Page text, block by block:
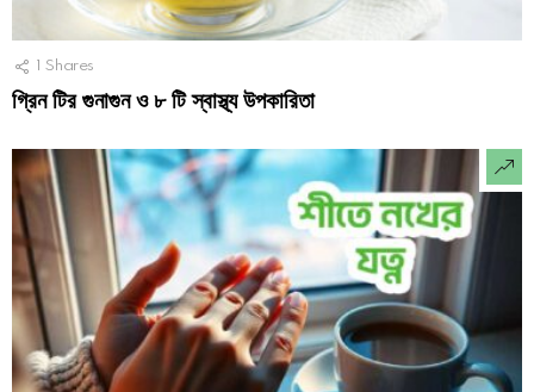
Shares
গ্রিন টির গুনাগুন ও ৮ টি স্বাস্থ্য উপকারিতা